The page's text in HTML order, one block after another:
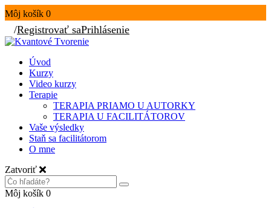
Môj košík 0
/Registrovať saPrihlásenie
Úvod
Kurzy
Video kurzy
Terapie
TERAPIA PRIAMO U AUTORKY
TERAPIA U FACILITÁTOROV
Vaše výsledky
Staň sa facilitátorom
O mne
Zatvoriť
Môj košík 0